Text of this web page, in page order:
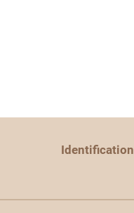
Identification